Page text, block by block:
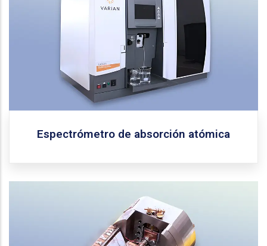
Espectrómetro de absorción atómica
Este espectrómetro incluye un monocromador de
diseño Czerny-Turner, panel de 4 lámparas ampliable
a 8, y una cámara de nebulización inerte con
nebulizador ajustable. Además, tiene capacidad para
conexión a un horno de grafito y cuenta con un
generador de hidruros.
Solicitar equipo
Fabricante:
Universidad Central
Zepto B
Este microscopio cuenta con un sistema de